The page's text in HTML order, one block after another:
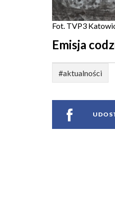
Fot. TVP3
Emisja
#aktualności